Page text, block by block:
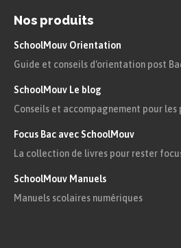
Nos produits
SchoolMouv Orientation
Guide et conseils d'orientation post
SchoolMouv Le blog
Conseils et accompagnement pour les
Focus Bac avec SchoolMouv
La collection de livres pour rester
SchoolMouv Manuels
Manuels scolaires numériques